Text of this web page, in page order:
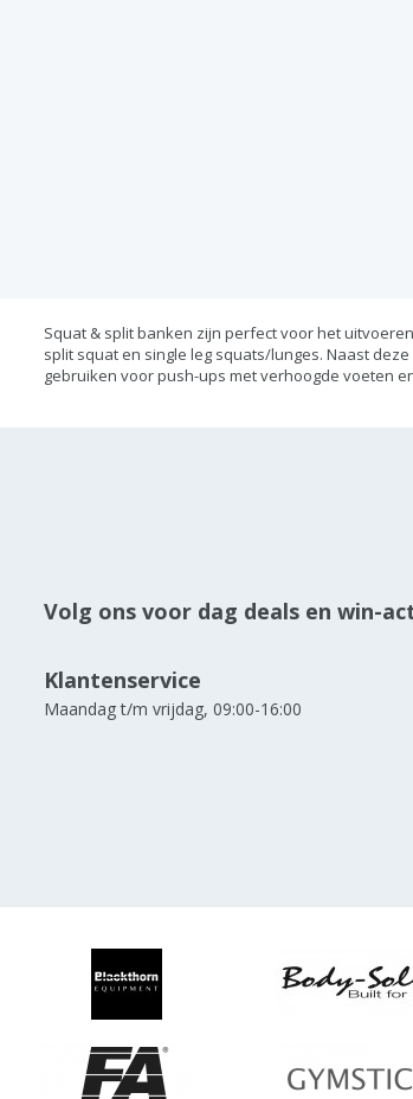
Squat & split banken zijn perfect voor het
split squat en single leg squats/lunges. Naast
gebruiken voor push-ups met verhoogde voeten
Volg ons voor dag deals en win-
Klantenservice
Maandag t/m vrijdag, 09:00-16:00